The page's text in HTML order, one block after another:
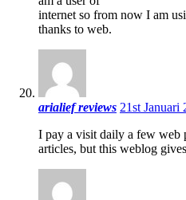
internet so from now I am
thanks to web.
arialief reviews 21st Januari
I pay a visit daily a few web
articles, but this weblog